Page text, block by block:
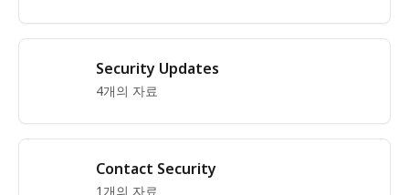
Security Updates
4개의 자료
Contact Security
1개의 자료